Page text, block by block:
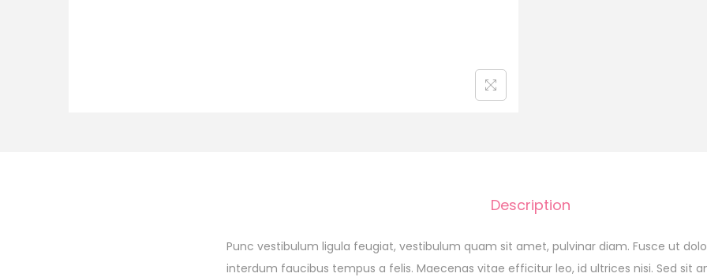
Description
Punc vestibulum ligula feugiat, vestibulum quam sit amet, pulvinar diam. Fusce ut
interdum faucibus tempus a felis. Maecenas vitae efficitur leo, id ultrices nisi. Sed sit